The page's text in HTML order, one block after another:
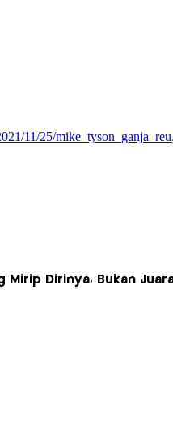
Mirip Dirinya, Bukan